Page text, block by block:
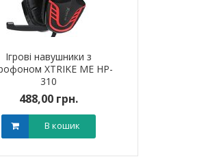
Ігрові навушники з
XTRIKE ME HP-
310
488,00 грн.
В кошик